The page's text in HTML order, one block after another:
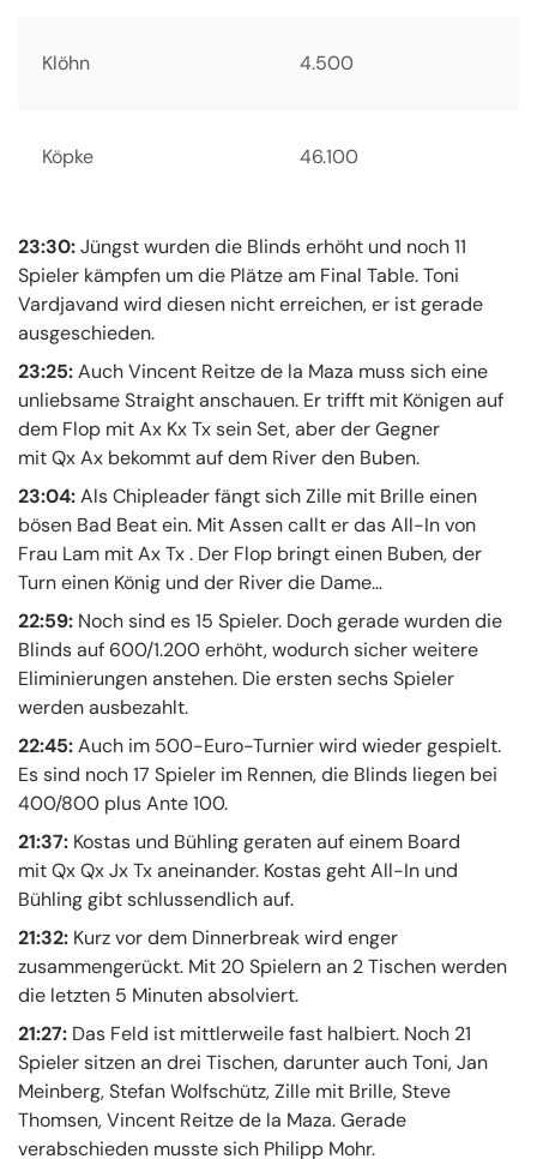
Klöhn 4.500
Köpke 46.100
23:30:Jüngst wurden die Blinds erhöht und noch 11
Spieler kämpfen um die Plätze am Final Table. Toni
Vardjavand wird diesen nicht erreichen, er ist gerade
ausgeschieden.
23:25:Auch Vincent Reitze de la Maza muss sich eine
unliebsame Straight anschauen. Er trifft mit Königen auf
dem Flop mit Ax Kx Tx sein Set, aber der Gegner
mit Qx Ax bekommt auf dem River den Buben.
23:04:Als Chipleader fängt sich Zille mit Brille einen
bösen Bad Beat ein. Mit Assen callt er das All-In von
Frau Lam mit Ax Tx . Der Flop bringt einen Buben, der
Turn einen König und der River die Dame…
22:59: Noch sind es 15 Spieler. Doch gerade wurden die
Blinds auf 600/1.200 erhöht, wodurch sicher weitere
Eliminierungen anstehen. Die ersten sechs Spieler
werden ausbezahlt.
22:45:Auch im 500-Euro-Turnier wird wieder gespielt.
Es sind noch 17 Spieler im Rennen, die Blinds liegen bei
400/800 plus Ante 100.
21:37: Kostas und Bühling geraten auf einem Board
mit Qx Qx Jx Tx aneinander. Kostas geht All-In und
Bühling gibt schlussendlich auf.
21:32: Kurz vor dem Dinnerbreak wird enger
zusammengerückt. Mit 20 Spielern an 2 Tischen werden
die letzten 5 Minuten absolviert.
21:27: Das Feld ist mittlerweile fast halbiert. Noch 21
Spieler sitzen an drei Tischen, darunter auch Toni, Jan
Meinberg, Stefan Wolfschütz, Zille mit Brille, Steve
Thomsen, Vincent Reitze de la Maza. Gerade
verabschieden musste sich Philipp Mohr.